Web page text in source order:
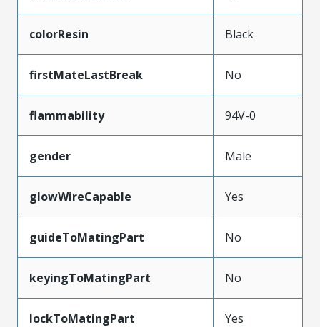
colorResin Black
firstMateLastBreak No
flammability 94V-0
gender Male
glowWireCapable Yes
guideToMatingPart No
keyingToMatingPart No
lockToMatingPart Yes